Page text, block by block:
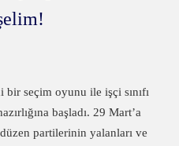
seçim oyunu ile işçi sınıfı
başladı. 29 Mart’a
partilerinin yalanları ve